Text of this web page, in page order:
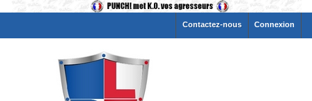
Connexion
Contactez-nous